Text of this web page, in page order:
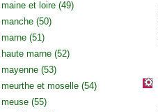
et loire (49)
(50)
(51)
marne (52)
(53)
et moselle (54)
(55)